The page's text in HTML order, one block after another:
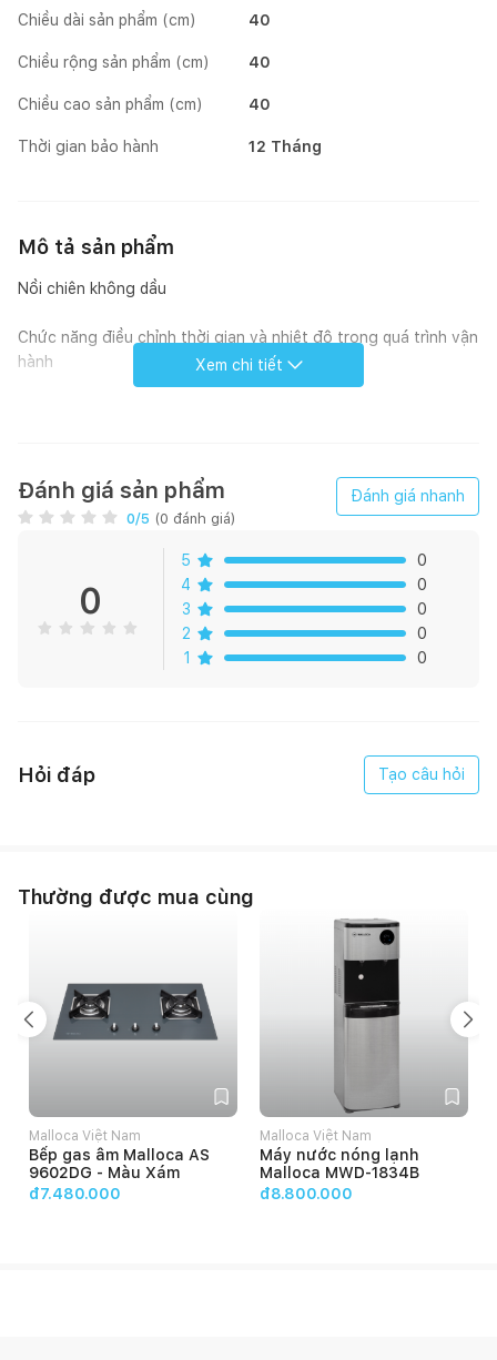
Chiều dài sản phẩm (cm) 40
Chiều rộng sản phẩm (cm) 40
Chiều cao sản phẩm (cm) 40
Thời gian bảo hành 12 Tháng
Mô tả sản phẩm
Nồi chiên không dầu
Chức năng điều chỉnh thời gian và nhiệt độ trong quá trình vận
hành
Hiển thị thông số trên màn hình LED
Báo hiệu bằng âm thanh khi hoàn thành quá trình nấu
Dễ dàng vệ sinh, thực phẩm không bị ám mùi
Giảm 80% lượng dầu ăn thông thường
Xem chi tiết
Đánh giá sản phẩm
0/5 (0 đánh giá)
Đánh giá nhanh
0
5
0
4
0
3
0
2
0
1
0
Hỏi đáp Tạo câu hỏi
Thường được mua cùng
Malloca Việt Nam
Bếp gas âm Malloca AS
9602DG - Màu Xám
đ7.480.000
Malloca Việt Nam
Máy nước nóng lạnh
Malloca MWD-1834B
đ8.800.000